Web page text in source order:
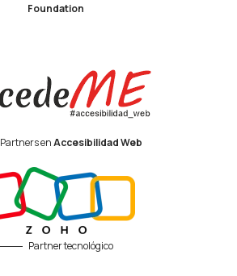
Foundation
Partners enAccesibilidad Web
Partner tecnológico